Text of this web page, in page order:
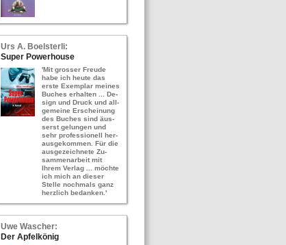
Urs A. Bo­els­ter­li:
Super Power­hou­se
'Mit gros­ser Freu­de
habe ich heute das
erste Ex­em­plar mei­nes
Bu­ches er­hal­ten ... De­
sign und Druck und all­
ge­mei­ne Er­schei­nung
des Bu­ches sind äus­
serst ge­lun­gen und
sehr pro­fes­sio­nell her­
aus­ge­kom­men. Für die
aus­ge­zeich­ne­te Zu­
sam­men­ar­beit mit
Ihrem Ver­lag ... möch­te
ich mich an die­ser
Stel­le noch­mals ganz
herz­lich be­dan­ken.'
Uwe Wa­scher:
Der Ap­fel­kö­nig